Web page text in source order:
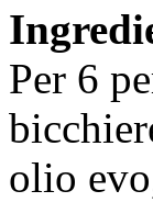
Per 6
olio